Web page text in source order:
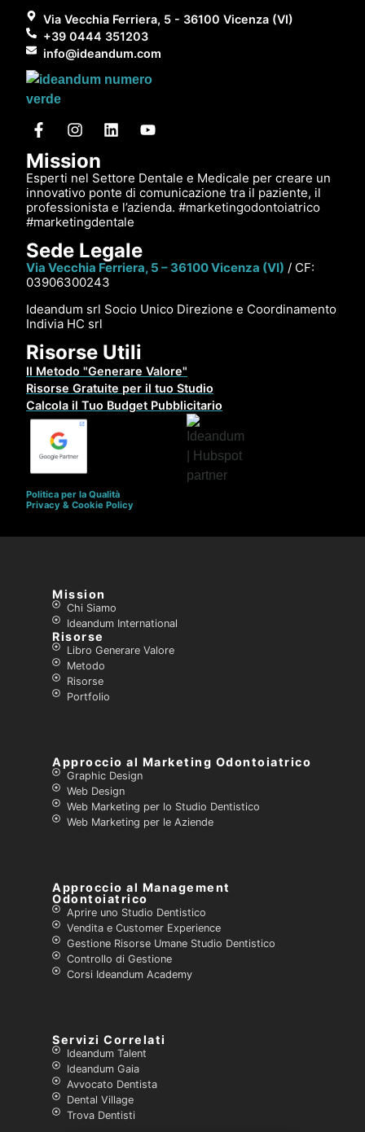
Via Vecchia Ferriera, 5 - 36100 Vicenza (VI)
+39 0444 351203
info@ideandum.com
Mission
Esperti nel Settore Dentale e Medicale per creare un
innovativo ponte di comunicazione tra il paziente, il
professionista e l’azienda. #marketingodontoiatrico
#marketingdentale
Sede Legale
Via Vecchia Ferriera, 5 – 36100 Vicenza (VI) / CF:
03906300243
Ideandum srl Socio Unico Direzione e Coordinamento
Indivia HC srl
Risorse Utili
Il Metodo "Generare Valore"
Risorse Gratuite per il tuo Studio
Calcola il Tuo Budget Pubblicitario
Politica per la Qualità
Privacy & Cookie Policy
Mission
Chi Siamo
Ideandum International
Risorse
Libro Generare Valore
Metodo
Risorse
Portfolio
Approccio al Marketing Odontoiatrico
Graphic Design
Web Design
Web Marketing per lo Studio Dentistico
Web Marketing per le Aziende
Approccio al Management
Odontoiatrico
Aprire uno Studio Dentistico
Vendita e Customer Experience
Gestione Risorse Umane Studio Dentistico
Controllo di Gestione
Corsi Ideandum Academy
Servizi Correlati
Ideandum Talent
Ideandum Gaia
Avvocato Dentista
Dental Village
Trova Dentisti